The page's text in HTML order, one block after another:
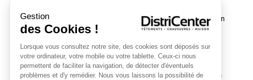
Gestion
des Cookies !
Lorsque vous consultez notre site, des cookies sont déposés sur
votre ordinateur, votre mobile ou votre tablette. Ceux-ci nous
permettent de faciliter la navigation, de détecter d'éventuels
problèmes et d'y remédier. Nous vous laissons la possibilité de
Nos livraisons
Retour sous 30 jours
Contactez-nous
Mon compte
Collecte textiles et chaussures
Conditions d'utilisation
C.G.V. site internet
C.G.V. Magasin
Mentions légales
Données personnelles